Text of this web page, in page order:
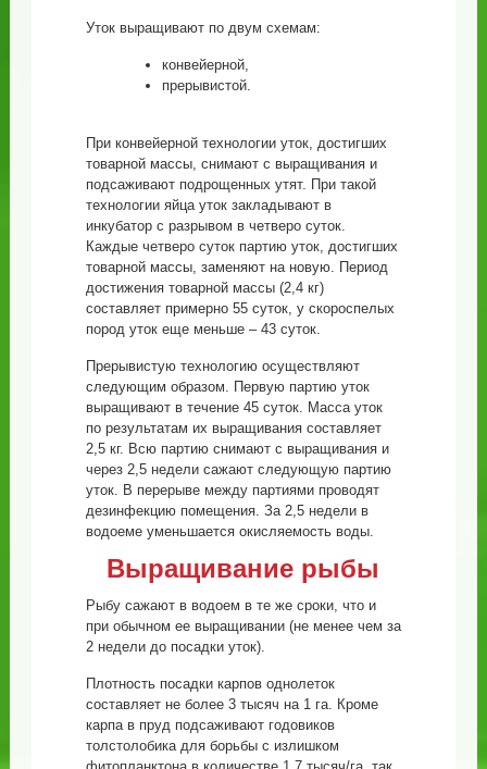
Уток выращивают по двум схемам:
конвейерной,
прерывистой.
При конвейерной технологии уток, достигших
товарной массы, снимают с выращивания и
подсаживают подрощенных утят. При такой
технологии яйца уток закладывают в
инкубатор с разрывом в четверо суток.
Каждые четверо суток партию уток, достигших
товарной массы, заменяют на новую. Период
достижения товарной массы (2,4 кг)
составляет примерно 55 суток, у скороспелых
пород уток еще меньше – 43 суток.
Прерывистую технологию осуществляют
следующим образом. Первую партию уток
выращивают в течение 45 суток. Масса уток
по результатам их выращивания составляет
2,5 кг. Всю партию снимают с выращивания и
через 2,5 недели сажают следующую партию
уток. В перерыве между партиями проводят
дезинфекцию помещения. За 2,5 недели в
водоеме уменьшается окисляемость воды.
Выращивание рыбы
Рыбу сажают в водоем в те же сроки, что и
при обычном ее выращивании (не менее чем за
2 недели до посадки уток).
Плотность посадки карпов однолеток
составляет не более 3 тысяч на 1 га. Кроме
карпа в пруд подсаживают годовиков
толстолобика для борьбы с излишком